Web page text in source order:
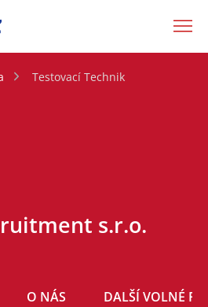
Testovací Technik
s.r.o.
O NÁS DALŠÍ VOLNÉ